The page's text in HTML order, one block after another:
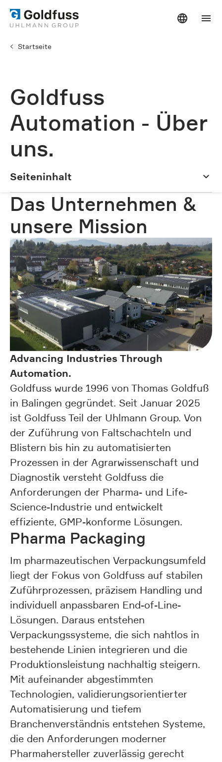
Startseite
Goldfuss
Automation - Über
uns.
Seiteninhalt
Das Unternehmen &
unsere Mission
Advancing Industries Through
Automation.
Goldfuss wurde 1996 von Thomas Goldfuß
in Balingen gegründet. Seit Januar 2025
ist Goldfuss Teil der Uhlmann Group. Von
der Zuführung von Faltschachteln und
Blistern bis hin zu automatisierten
Prozessen in der Agrarwissenschaft und
Diagnostik versteht Goldfuss die
Anforderungen der Pharma- und Life-
Science-Industrie und entwickelt
effiziente, GMP-konforme Lösungen.
Pharma Packaging
Im pharmazeutischen Verpackungsumfeld
liegt der Fokus von Goldfuss auf stabilen
Zuführprozessen, präzisem Handling und
individuell anpassbaren End-of-Line-
Lösungen. Daraus entstehen
Verpackungssysteme, die sich nahtlos in
bestehende Linien integrieren und die
Produktionsleistung nachhaltig steigern.
Mit aufeinander abgestimmten
Technologien, validierungsorientierter
Automatisierung und tiefem
Branchenverständnis entstehen Systeme,
die den Anforderungen moderner
Pharmahersteller zuverlässig gerecht